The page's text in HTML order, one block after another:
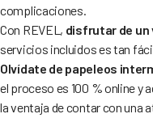
complicaciones.
Con REVEL, disfrutar de un
servicios incluidos es tan
Olvídate de papeleos
el proceso es 100 % online y
la ventaja de contar con una